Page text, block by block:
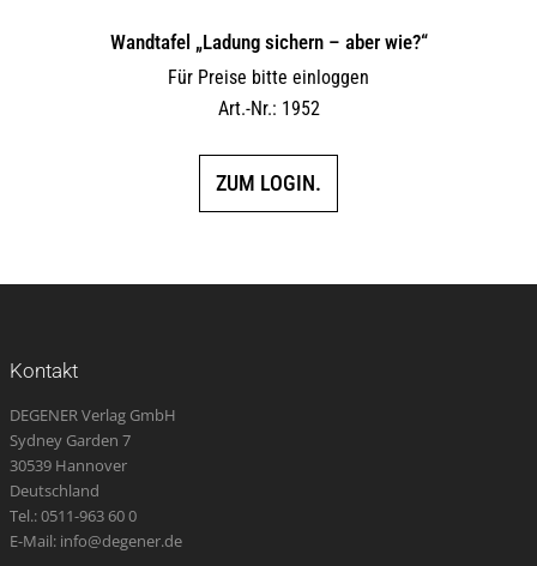
Wandtafel „Ladung sichern – aber wie?“
Für Preise bitte einloggen
Art.-Nr.: 1952
ZUM LOGIN.
Kontakt
DEGENER Verlag GmbH
Sydney Garden 7
30539 Hannover
Deutschland
Tel.: 0511-963 60 0
E-Mail: info@degener.de